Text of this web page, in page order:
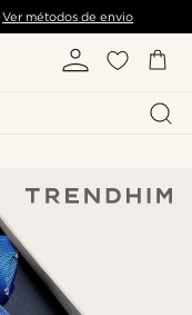
Ver métodos de envio